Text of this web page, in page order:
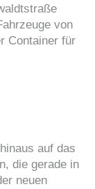
von
Container für
auf das
die gerade in
neuen